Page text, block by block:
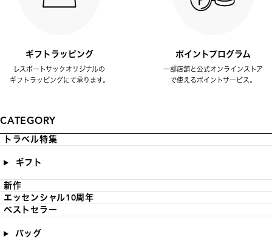
ギフトラッピング
レスポートサックオリジナルの
ギフトラッピングにて承ります。
ポイントプログラム
一部店舗と公式オンラインストア
で使えるポイントサービス。
CATEGORY
トラベル特集
ギフト
新作
エッセンシャル10周年
ベストセラー
バッグ